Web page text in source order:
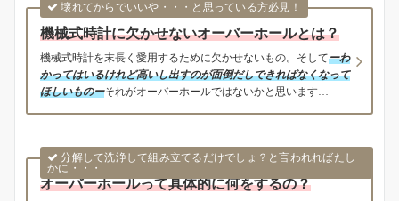
壊れてからでいいや・・・と思っている方必見！
機械式時計に欠かせないオーバーホールとは？
機械式時計を末長く愛用するために欠かせないもの。そしてーわ
かってはいるけれど高いし出すのが面倒だしできればなくなって
ほしいものーそれがオーバーホールではないかと思います…
分解して洗浄して組み立てるだけでしょ？と言われればたし
かに・・・
オーバーホールって具体的に何をするの？